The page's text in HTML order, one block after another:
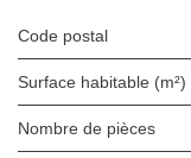
Code postal
Surface habitable (m²)
Nombre de pièces